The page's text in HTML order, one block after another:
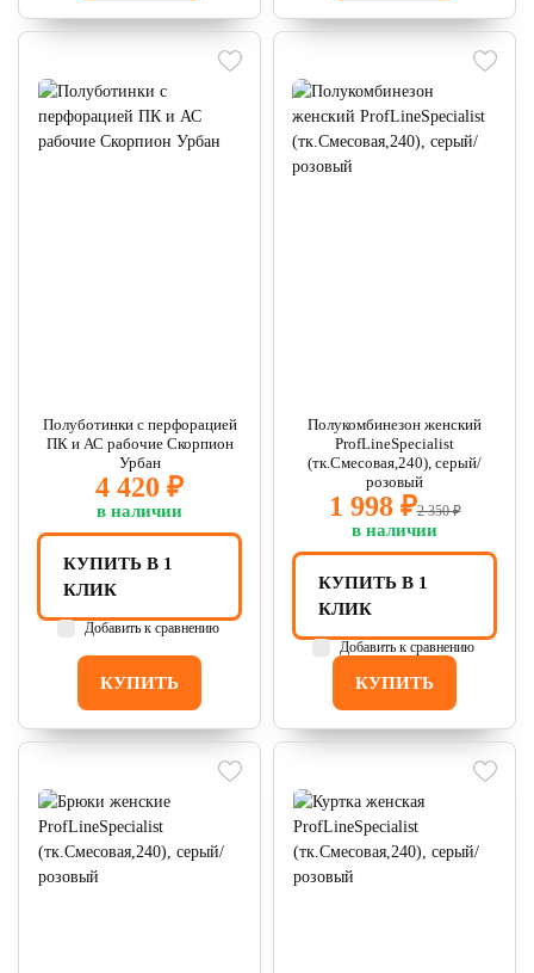
Полуботинки с перфорацией
ПК и АС рабочие Скорпион
Урбан
4 420 ₽
в наличии
КУПИТЬ
КУПИТЬ В 1
КЛИК
Добавить к сравнению
Полукомбинезон женский
ProfLineSpecialist
(тк.Смесовая,240), серый/
розовый
1 998 ₽2 350 ₽
в наличии
КУПИТЬ
КУПИТЬ В 1
КЛИК
Добавить к сравнению